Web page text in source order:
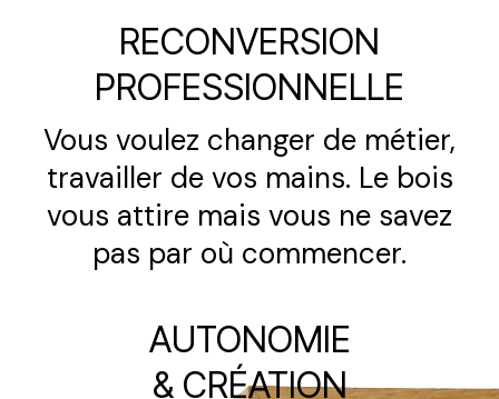
RECONVERSION
PROFESSIONNELLE
Vous voulez changer de métier,
travailler de vos mains. Le bois
vous attire mais vous ne savez
pas par où commencer.
AUTONOMIE
& CRÉATION